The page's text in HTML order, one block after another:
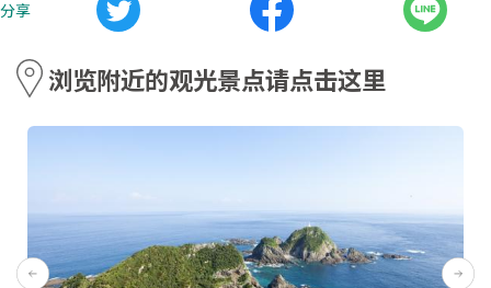
分享
浏览附近的观光景点请点击这里